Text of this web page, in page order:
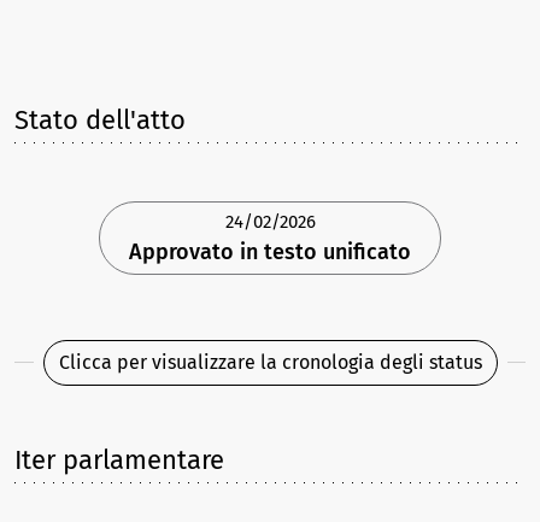
Stato dell'atto
24/02/2026
Approvato in testo unificato
Clicca per visualizzare la cronologia degli status
Iter parlamentare